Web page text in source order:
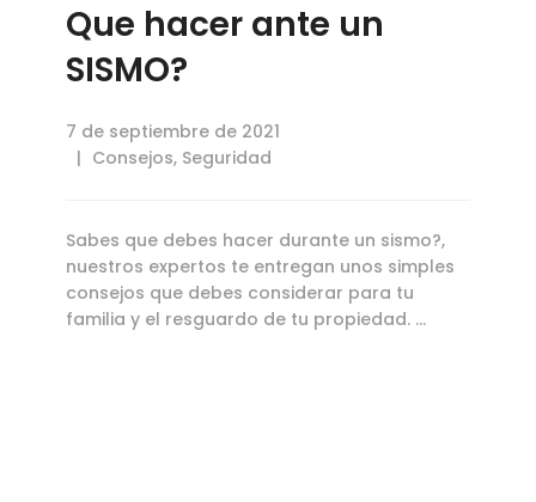
Que hacer ante un
SISMO?
7 de septiembre de 2021
Consejos, Seguridad
Sabes que debes hacer durante un sismo?,
nuestros expertos te entregan unos simples
consejos que debes considerar para tu
familia y el resguardo de tu propiedad. …